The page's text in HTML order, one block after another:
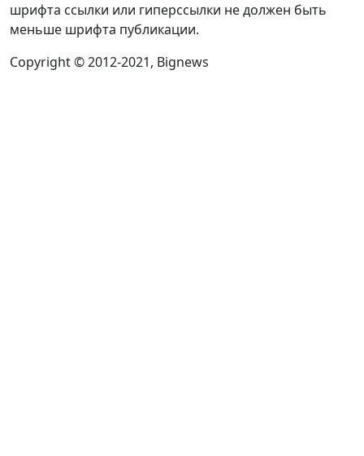
шрифта ссылки или гиперссылки не должен быть
меньше шрифта публикации.
Copyright © 2012-2021, Bignews